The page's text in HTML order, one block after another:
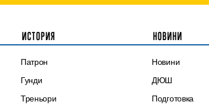
ИСТОРИЯ
Патрон
Гунди
Треньори
НОВИНИ
Новини
ДЮШ
Подготовка